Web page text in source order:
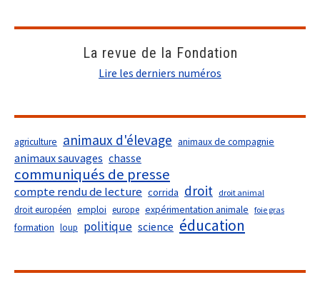
La revue de la Fondation
Lire les derniers numéros
agriculture animaux d'élevage animaux de compagnie
animaux sauvages chasse
communiqués de presse
compte rendu de lecture corrida droit droit animal
droit européen emploi europe expérimentation animale foie gras
formation loup politique science éducation